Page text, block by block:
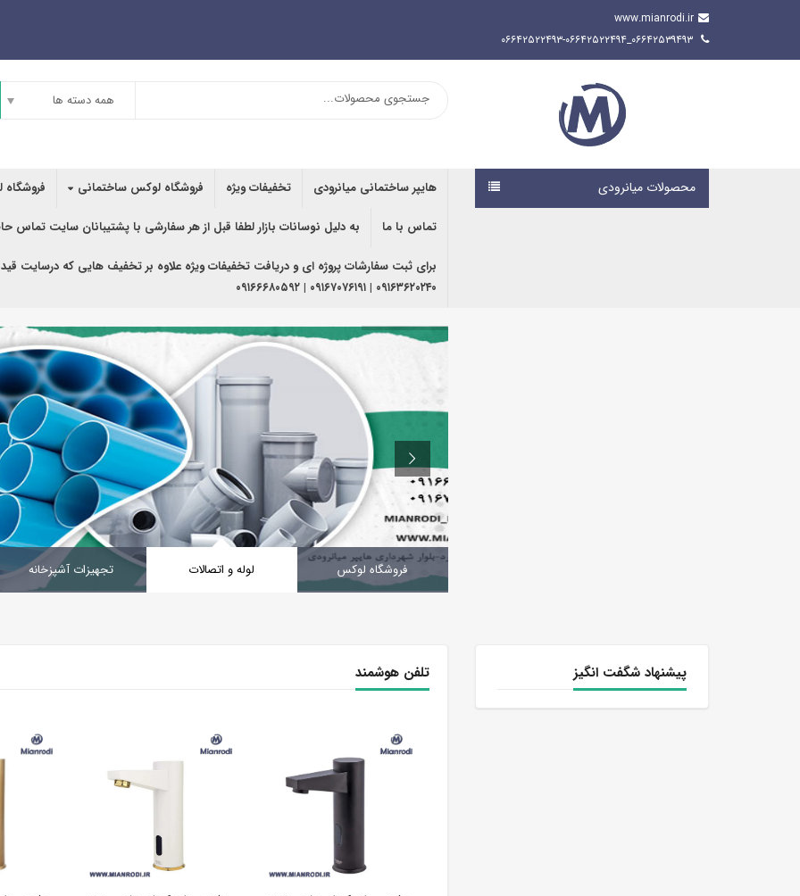
www.mianrodi.ir
همه دسته ها
محصولات میانرودی هایپر ساختمانی میانرودی تخفیفات ویژه فروشگاه لوکس ساختمانی فروشگاه
تماس با ما به دلیل نوسانات بازار لطفا قبل از هر سفارشی با پشتیبانان سایت تماس
برای ثبت سفارشات پروژه ای و دریافت تخفیفات ویژه علاوه بر تخفیف هایی که درسایت
۰۹۱۶۳۶۲۰۲۴۰ | ۰۹۱۶۷۰۷۶۱۹۱ | ۰۹۱۶۶۶۸۰۵۹۲
تجهیزات آشپزخانه لوله و اتصالات فروشگاه لوکس
تلفن هوشمند پیشنهاد شگفت انگیز